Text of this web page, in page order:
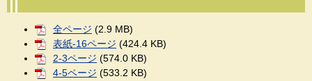
全ページ (2.9 MB)
表紙-16ページ (424.4 KB)
2-3ページ (574.0 KB)
4-5ページ (533.2 KB)